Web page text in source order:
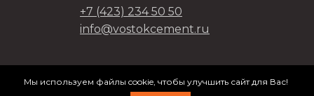
+7 (423) 234 50 50
info@vostokcement.ru
разработано вDVIGA
Мы используем файлы cookie, чтобы улучшить сайт для Вас!